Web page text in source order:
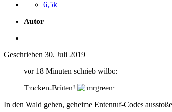
6,5k
Autor
Geschrieben 30. Juli 2019
vor 18 Minuten schrieb wilbo:
Trocken-Brüten!
In den Wald gehen, geheime Entenruf-Codes